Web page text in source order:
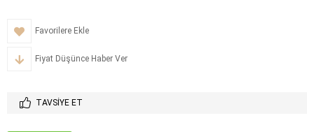
Favorilere Ekle
Fiyat Düşünce Haber Ver
TAVSIYE ET